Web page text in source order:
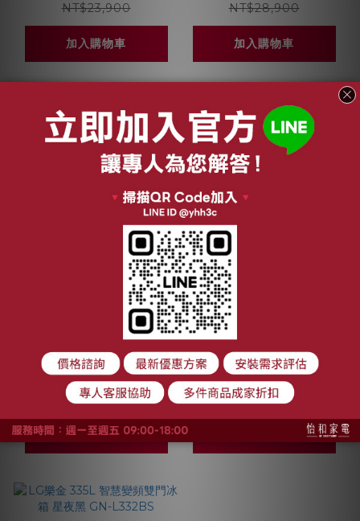
NT$23,900
加入購物車
NT$28,900
加入購物車
LG樂金 525L 智慧變
頻雙門冰箱 鏡面曜石
黑 GN-HL567GBN
NT$23,500
NT$29,900
加入購物車
【最後出清】LG樂金
610L 智慧變頻四門對
開冰箱 GR-BLF61BE
NT$64,900
NT$89,900